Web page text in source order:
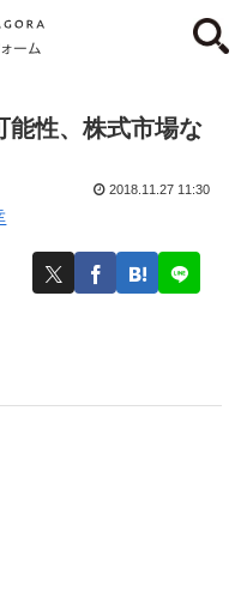
能性、株式市場な
2018.11.27 11:30